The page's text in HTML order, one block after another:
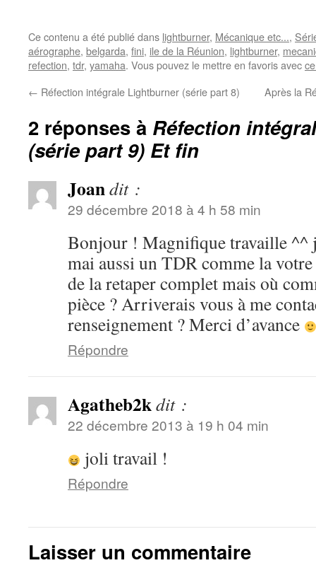
Ce contenu a été publié dans lightburner, Mécanique etc...,
aérographe, belgarda, fini, ile de la Réunion, lightburner,
refection, tdr, yamaha. Vous pouvez le mettre en favoris avec
← Réfection intégrale Lightburner (série part 8) Après la
2 réponses à Réfection
(série part 9) Et fin
Joandit :
29 décembre 2018 à 4 h 58 min
Bonjour ! Magnifique travaille ^^
mai aussi un TDR comme la
de la retaper complet mais où
pièce ? Arriverais vous à me
renseignement ? Merci d’avance
Répondre
Agatheb2kdit :
22 décembre 2013 à 19 h 04 min
joli travail !
Répondre
Laisser un commentaire